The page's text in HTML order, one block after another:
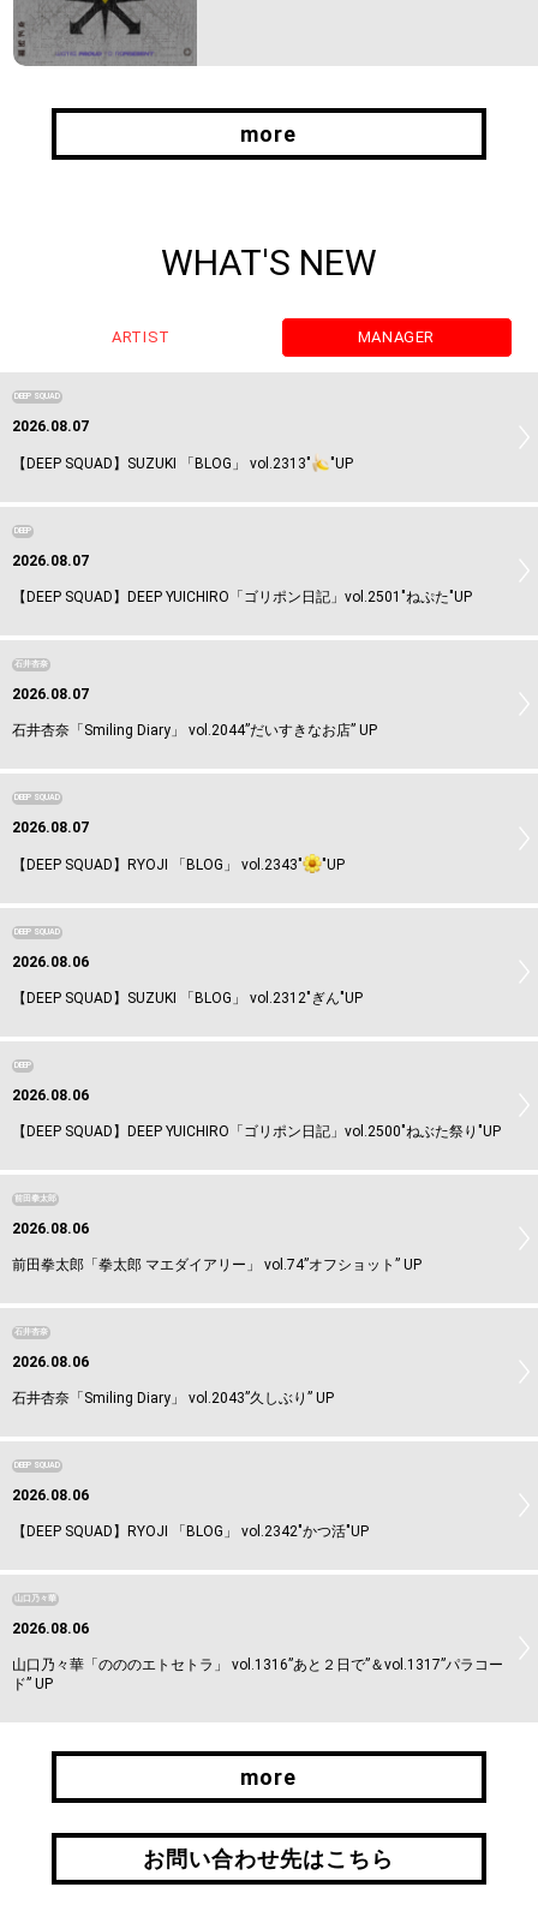
more
WHAT'S NEW
ARTIST MANAGER
DEEP SQUAD
2026.08.07
【DEEP SQUAD】SUZUKI 「BLOG」 vol.2313" "UP
DEEP
2026.08.07
【DEEP SQUAD】DEEP YUICHIRO「ゴリポン日記」vol.2501"ねぷた"UP
石井杏奈
2026.08.07
石井杏奈「Smiling Diary」 vol.2044”だいすきなお店” UP
DEEP SQUAD
2026.08.07
【DEEP SQUAD】RYOJI 「BLOG」 vol.2343" "UP
DEEP SQUAD
2026.08.06
【DEEP SQUAD】SUZUKI 「BLOG」 vol.2312"ぎん"UP
DEEP
2026.08.06
【DEEP SQUAD】DEEP YUICHIRO「ゴリポン日記」vol.2500"ねぶた祭り"UP
前田拳太郎
2026.08.06
前田拳太郎「拳太郎 マエダイアリー」 vol.74”オフショット” UP
石井杏奈
2026.08.06
石井杏奈「Smiling Diary」 vol.2043”久しぶり” UP
DEEP SQUAD
2026.08.06
【DEEP SQUAD】RYOJI 「BLOG」 vol.2342"かつ活"UP
山口乃々華
2026.08.06
山口乃々華「のののエトセトラ」 vol.1316”あと２日で”＆vol.1317”パラコー
ド” UP
more
more
お問い合わせ先はこちら
お問い合わせ先はこちら
引継ぎはこちら